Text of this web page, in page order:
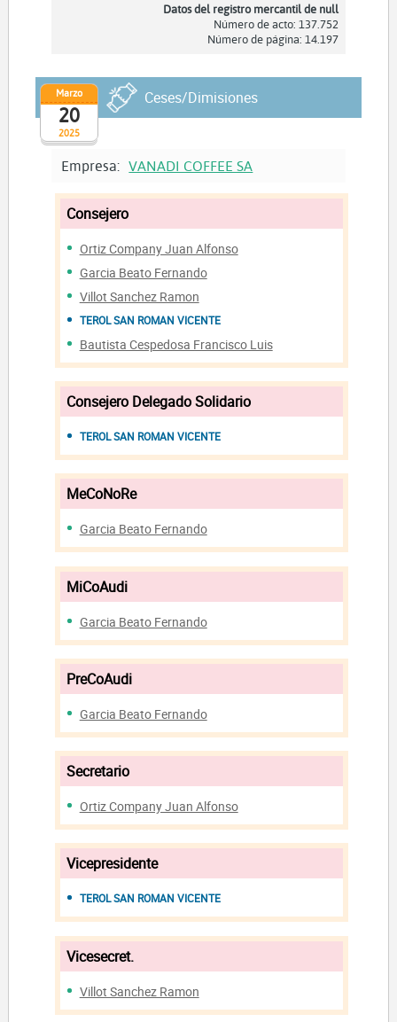
Datos del registro mercantil de null
Número de acto: 137.752
Número de página: 14.197
2025
Marzo
20
Ceses/Dimisiones
Empresa: VANADI COFFEE SA
Consejero
Ortiz Company Juan Alfonso
Garcia Beato Fernando
Villot Sanchez Ramon
TEROL SAN ROMAN VICENTE
Bautista Cespedosa Francisco Luis
Consejero Delegado Solidario
TEROL SAN ROMAN VICENTE
MeCoNoRe
Garcia Beato Fernando
MiCoAudi
Garcia Beato Fernando
PreCoAudi
Garcia Beato Fernando
Secretario
Ortiz Company Juan Alfonso
Vicepresidente
TEROL SAN ROMAN VICENTE
Vicesecret.
Villot Sanchez Ramon